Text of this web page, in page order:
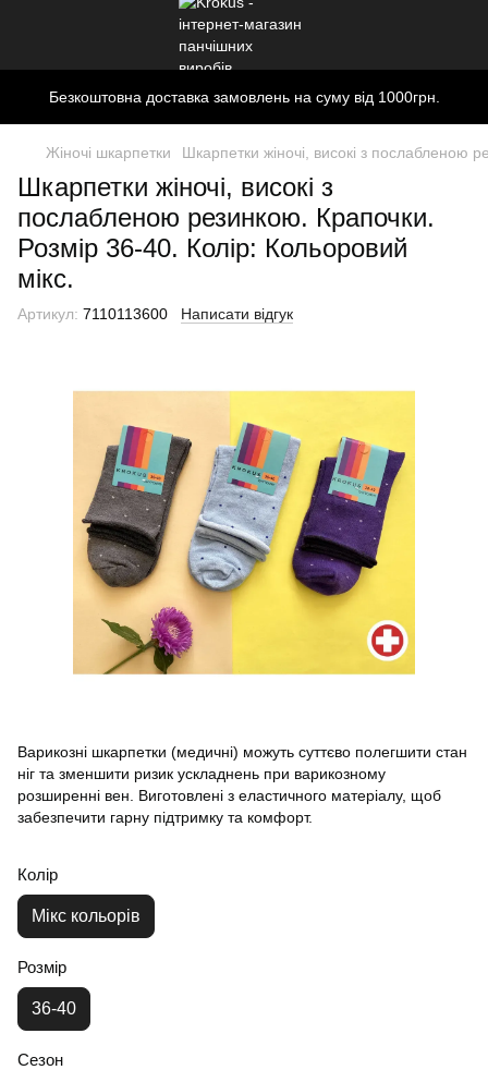
Безкоштовна доставка замовлень на суму від 1000грн.
Жіночі шкарпетки Шкарпетки жіночі, високі з послабленою
Шкарпетки жіночі, високі з
послабленою резинкою. Крапочки.
Розмір 36-40. Колір: Кольоровий
мікс.
Артикул: 7110113600 Написати відгук
Варикозні шкарпетки (медичні) можуть суттєво полегшити стан
ніг та зменшити ризик ускладнень при варикозному
розширенні вен. Виготовлені з еластичного матеріалу, щоб
забезпечити гарну підтримку та комфорт.
Колір
Мікс кольорів
Розмір
36-40
Сезон